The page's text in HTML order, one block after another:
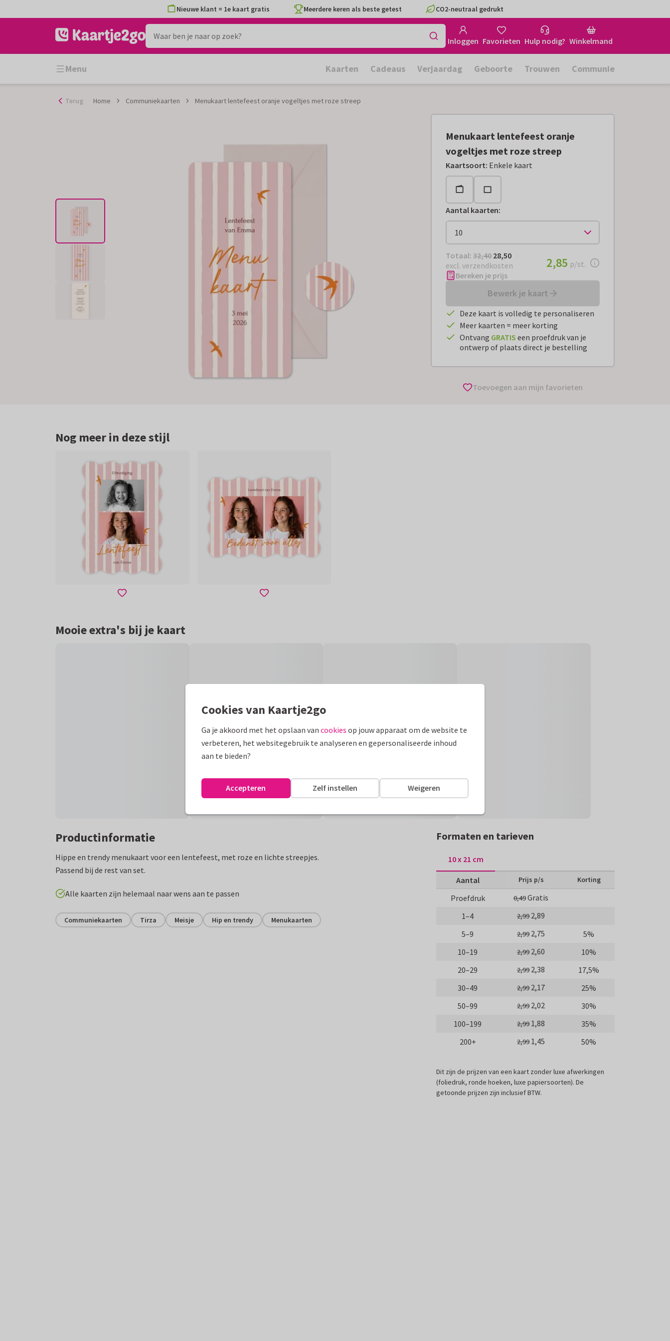
naar
Nieuwe klant = 1e kaart gratis Meerdere keren als beste getest CO2-neutraal gedrukt
Inloggen Favorieten Hulp nodig? Winkelmand
Menu Kaarten Cadeaus Verjaardag Geboorte Trouwen Communie
Terug Home Communiekaarten Menukaart lentefeest oranje vogeltjes met roze streep
Menukaart lentefeest oranje
vogeltjes met roze streep
Kaartsoort: Enkele kaart
Aantal kaarten:
Totaal: € 28,50
Totaal: 32,40 28,50
excl. verzendkosten
€ 2,85per stuk
2,85 p/st.
Bereken je prijs
Bewerk je kaart
Deze kaart is volledig te personaliseren
Meer kaarten = meer korting
Ontvang GRATIS een proefdruk van je
ontwerp of plaats direct je bestelling
Toevoegen aan mijn favorieten
Nog meer in deze stijl
Mooie extra's bij je kaart
Productinformatie
Hippe en trendy menukaart voor een lentefeest, met roze en lichte streepjes.
Passend bij de rest van set.
Alle kaarten zijn helemaal naar wens aan te passen
Communiekaarten Tirza Meisje Hip en trendy Menukaarten
Formaten en tarieven
10 x 21 cm
Aantal Prijs p/s Korting
Proefdruk 0,49Gratis
1–4
2,99 2,89
5–9
2,99 2,75
5%
10–19
2,99 2,60
10%
20–29
2,99 2,38
17,5%
30–49
2,99 2,17
25%
50–99
2,99 2,02
30%
100–199
2,99 1,88
35%
200+
2,99 1,45 50%
Dit zijn de prijzen van een kaart zonder luxe afwerkingen
(foliedruk, ronde hoeken, luxe papiersoorten). De
getoonde prijzen zijn inclusief BTW.
Cookies van Kaartje2go
Ga je akkoord met het opslaan van cookies op jouw apparaat om de website te
verbeteren, het websitegebruik te analyseren en gepersonaliseerde inhoud
aan te bieden?
Weigeren
Zelf instellen
Accepteren